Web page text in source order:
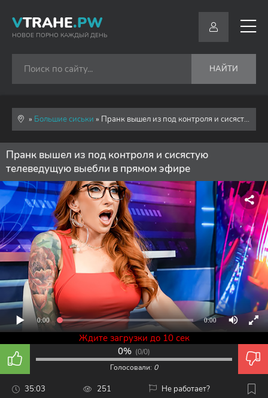
VTRAHE.PW
НОВОЕ ПОРНО КАЖДЫЙ ДЕНЬ
НАЙТИ
» Большие сиськи » Пранк вышел из под контроля и сисястую телеведущую выебли в прямом эфире
Пранк вышел из под контроля и сисястую
телеведущую выебли в прямом эфире
0:00 0:00
Ждите загрузки до 10 сек
Голосовали: 0
0% (0/0)
35:03 251 Не работает?